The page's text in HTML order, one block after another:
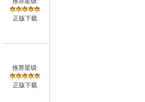
正版下载
推荐星级:
正版下载